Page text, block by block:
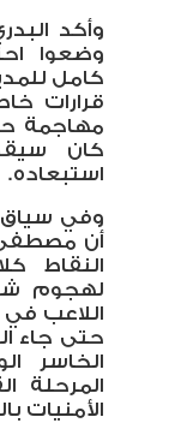
وأكد
وضعوا
كامل
قرارات
مهاجمة
كان
استبعاده.
وفي سياق
أن
النقاط
لهجوم
اللاعب
حتى جاء
الخاسر
المرحلة
الأمنيات